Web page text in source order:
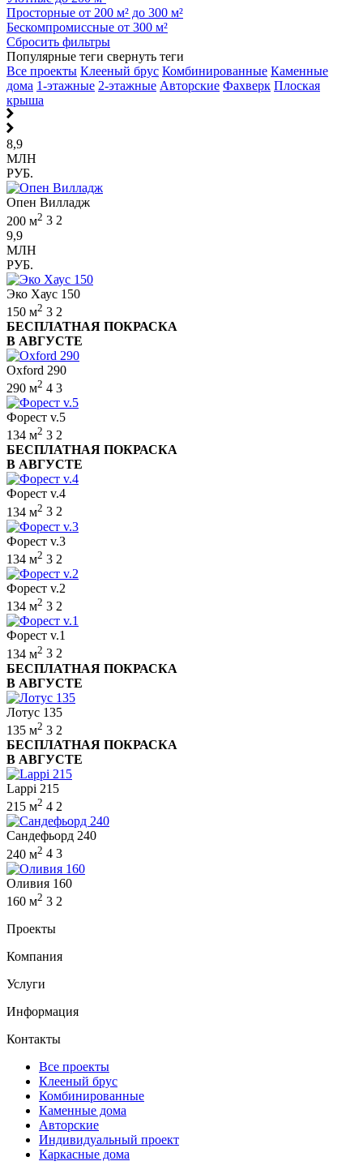
Просторные от 200 м² до 300 м²
Бескомпромиссные от 300 м²
Сбросить фильтры
Популярные теги свернуть теги
Все проекты Клееный брус Комбинированные Каменные
дома 1-этажные 2-этажные Авторские Фахверк Плоская
крыша
8,9
МЛН
РУБ.
Опен Вилладж
200 м2 3 2
9,9
МЛН
РУБ.
Эко Хаус 150
150 м2 3 2
БЕСПЛАТНАЯ ПОКРАСКА
В АВГУСТЕ
Oxford 290
290 м2 4 3
Форест v.5
134 м2 3 2
БЕСПЛАТНАЯ ПОКРАСКА
В АВГУСТЕ
Форест v.4
134 м2 3 2
Форест v.3
134 м2 3 2
Форест v.2
134 м2 3 2
Форест v.1
134 м2 3 2
БЕСПЛАТНАЯ ПОКРАСКА
В АВГУСТЕ
Лотус 135
135 м2 3 2
БЕСПЛАТНАЯ ПОКРАСКА
В АВГУСТЕ
Lappi 215
215 м2 4 2
Сандефьорд 240
240 м2 4 3
Оливия 160
160 м2 3 2
Проекты
Компания
Услуги
Информация
Контакты
Все проекты
Клееный брус
Комбинированные
Каменные дома
Авторские
Индивидуальный проект
Каркасные дома